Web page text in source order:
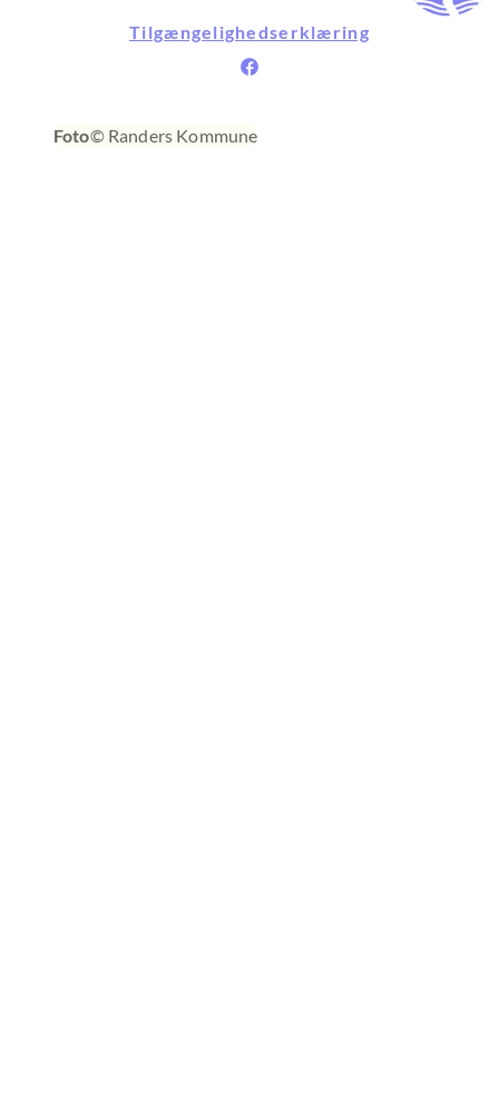
Foto© Randers Kommune
Tilgængelighedserklæring